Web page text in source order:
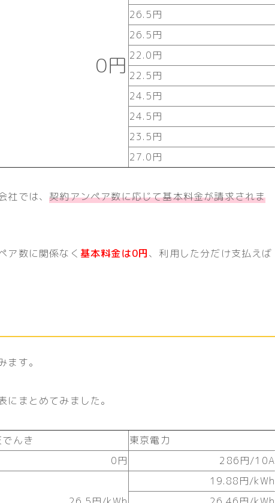
0円
26.5円
26.5円
22.0円
22.5円
24.5円
24.5円
23.5円
27.0円
社では、契約アンペア数に応じて基本料金が請求されま
ア数に関係なく 基本料金は0円、利用した分だけ支払えば
す。
まとめてみました。
んき
東京電力
0円
286円/10A
19.88円/kWh